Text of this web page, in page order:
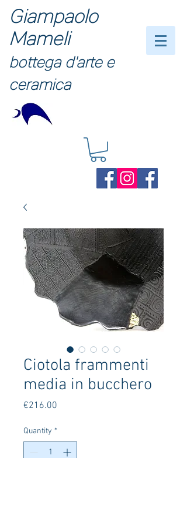
Giampaolo
Mameli
bottega d'arte e
ceramica
Ciotola frammenti
media in bucchero
€216.00
Quantity *